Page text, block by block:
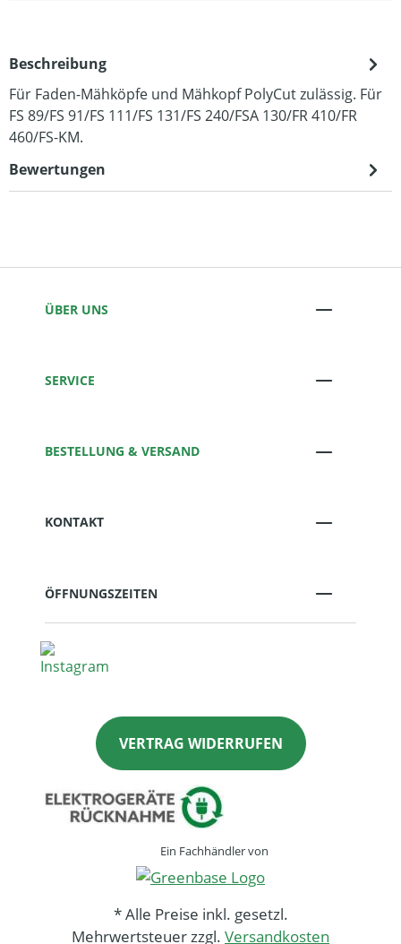
Beschreibung
Für Faden-Mähköpfe und Mähkopf PolyCut zulässig. Für
FS 89/FS 91/FS 111/FS 131/FS 240/FSA 130/FR 410/FR
460/FS-KM.
Bewertungen
ÜBER UNS
SERVICE
BESTELLUNG & VERSAND
KONTAKT
ÖFFNUNGSZEITEN
VERTRAG WIDERRUFEN
Ein Fachhändler von
* Alle Preise inkl. gesetzl.
Mehrwertsteuer zzgl. Versandkosten